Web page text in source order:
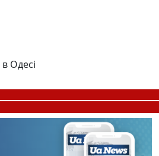
в Одесі